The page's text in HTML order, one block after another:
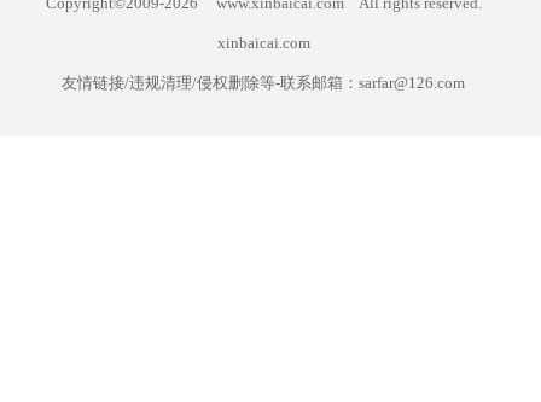
xinbaicai.com
友情链接/违规清理/侵权删除等-联系邮箱：sarfar@126.com